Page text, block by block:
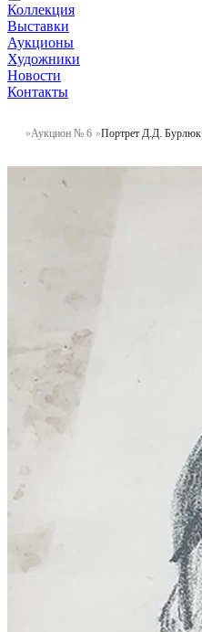
Коллекция
Выставки
Аукционы
Художники
Новости
Контакты
Аукцион № 6 Портрет Д.Д. Бурлюк